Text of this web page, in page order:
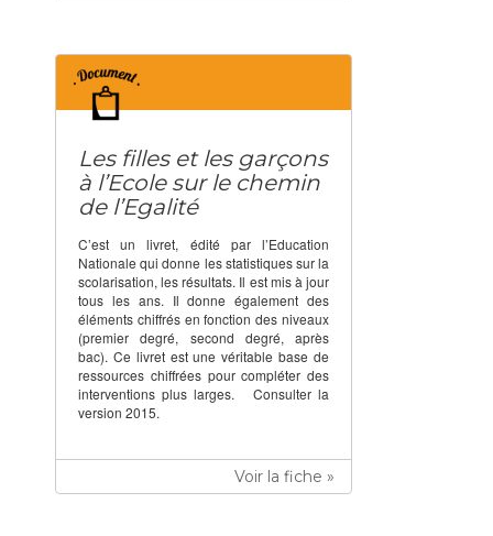
Les filles et les garçons
à l’Ecole sur le chemin
de l’Egalité
C’est un livret, édité par l’Education
Nationale qui donne les statistiques sur la
scolarisation, les résultats. Il est mis à jour
tous les ans. Il donne également des
éléments chiffrés en fonction des niveaux
(premier degré, second degré, après
bac). Ce livret est une véritable base de
ressources chiffrées pour compléter des
interventions plus larges. Consulter la
version 2015.
Voir la fiche »